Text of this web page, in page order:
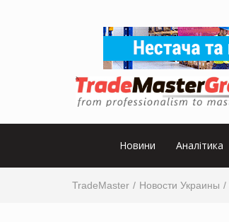
Новини Аналітика
TradeMaster Новости Украины